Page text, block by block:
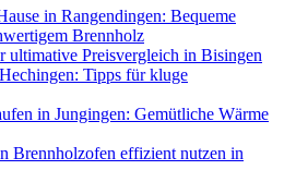
in Rangendingen: Bequeme
Brennholz
ultimative Preisvergleich in Bisingen
Tipps für kluge
in Jungingen: Gemütliche Wärme
Brennholzofen effizient nutzen in